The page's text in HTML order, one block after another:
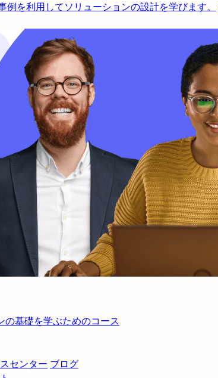
を利用してソリューションの設計を学びます。
基礎を学ぶためのコース
センター ブログ